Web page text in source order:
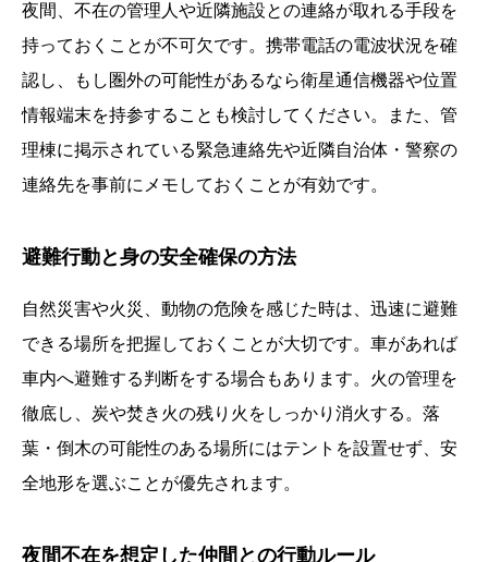
夜間、不在の管理人や近隣施設との連絡が取れる手段を
持っておくことが不可欠です。携帯電話の電波状況を確
認し、もし圏外の可能性があるなら衛星通信機器や位置
情報端末を持参することも検討してください。また、管
理棟に掲示されている緊急連絡先や近隣自治体・警察の
連絡先を事前にメモしておくことが有効です。
避難行動と身の安全確保の方法
自然災害や火災、動物の危険を感じた時は、迅速に避難
できる場所を把握しておくことが大切です。車があれば
車内へ避難する判断をする場合もあります。火の管理を
徹底し、炭や焚き火の残り火をしっかり消火する。落
葉・倒木の可能性のある場所にはテントを設置せず、安
全地形を選ぶことが優先されます。
夜間不在を想定した仲間との行動ルール